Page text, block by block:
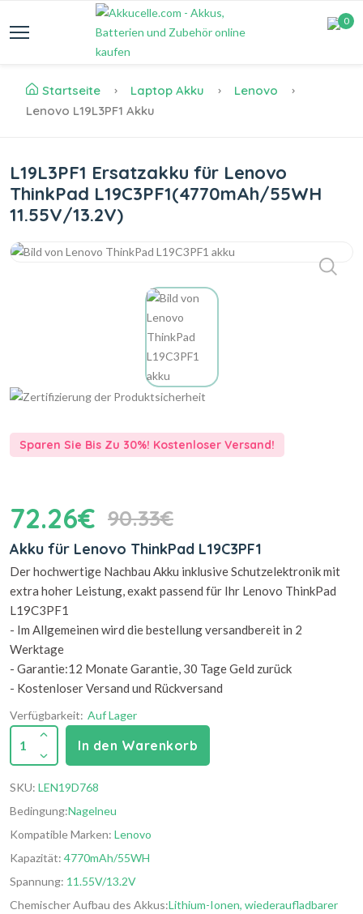
0
Startseite Laptop Akku
Lenovo
Lenovo L19L3PF1 Akku
L19L3PF1 Ersatzakku für Lenovo
ThinkPad L19C3PF1(4770mAh/55WH
11.55V/13.2V)
Sparen Sie Bis Zu 30%! Kostenloser Versand!
72.26€ 90.33€
Akku für Lenovo ThinkPad L19C3PF1
Der hochwertige Nachbau Akku inklusive Schutzelektronik mit
extra hoher Leistung, exakt passend für Ihr Lenovo ThinkPad
L19C3PF1
- Im Allgemeinen wird die bestellung versandbereit in 2
Werktage
- Garantie:12 Monate Garantie, 30 Tage Geld zurück
- Kostenloser Versand und Rückversand
Verfügbarkeit: Auf Lager
1 In den Warenkorb
SKU: LEN19D768
Bedingung:Nagelneu
Kompatible Marken: Lenovo
Kapazität: 4770mAh/55WH
Spannung: 11.55V/13.2V
Chemischer Aufbau des Akkus:Lithium-Ionen, wiederaufladbarer